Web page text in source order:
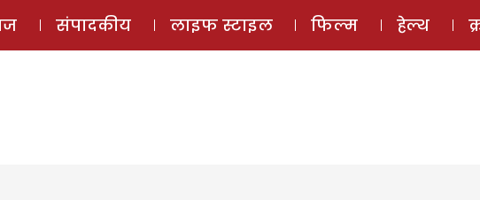
ई-मैगज़ीन
संपादकीय लाइफ स्टाइल फिल्म हेल्थ